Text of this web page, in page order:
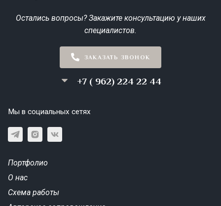
Остались вопросы? Закажите консультацию у наших
специалистов.
ЗАКАЗАТЬ ЗВОНОК
+7 ( 962) 224 22 44
Мы в социальных сетях
Портфолио
О нас
Схема работы